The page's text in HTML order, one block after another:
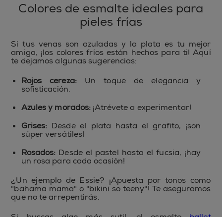
Colores de esmalte ideales para
pieles frías
Si tus venas son azuladas y la plata es tu mejor
amiga, ¡los colores fríos están hechos para ti! Aquí
te dejamos algunas sugerencias:
Rojos cereza:Un toque de elegancia y
sofisticación.
Azules y morados: ¡Atrévete a experimentar!
Grises: Desde el plata hasta el grafito, ¡son
súper versátiles!
Rosados: Desde el pastel hasta el fucsia, ¡hay
un rosa para cada ocasión!
¿Un ejemplo de Essie? ¡Apuesta por tonos como
"bahama mama" o "bikini so teeny"! Te aseguramos
que no te arrepentirás.